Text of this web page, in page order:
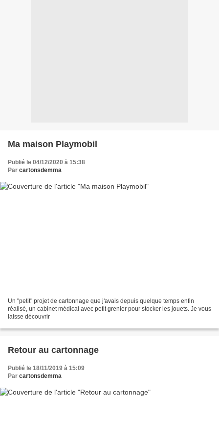
Ma maison Playmobil
Publié le 04/12/2020 à 15:38
Par cartonsdemma
Un "petit" projet de cartonnage que j'avais depuis quelque temps enfin
réalisé, un cabinet médical avec petit grenier pour stocker les jouets. Je vous
laisse découvrir
Retour au cartonnage
Publié le 18/11/2019 à 15:09
Par cartonsdemma